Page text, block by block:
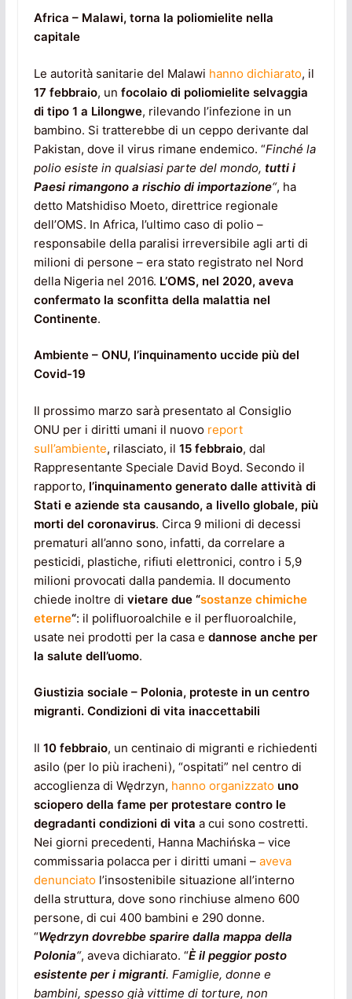
Africa – Malawi, torna la poliomielite nella
capitale
Le autorità sanitarie del Malawi hanno dichiarato, il
17 febbraio, un focolaio di poliomielite selvaggia
di tipo 1 a Lilongwe, rilevando l’infezione in un
bambino. Si tratterebbe di un ceppo derivante dal
Pakistan, dove il virus rimane endemico. “Finché la
polio esiste in qualsiasi parte del mondo, tutti i
Paesi rimangono a rischio di importazione“, ha
detto Matshidiso Moeto, direttrice regionale
dell’OMS. In Africa, l’ultimo caso di polio –
responsabile della paralisi irreversibile agli arti di
milioni di persone – era stato registrato nel Nord
della Nigeria nel 2016. L’OMS, nel 2020, aveva
confermato la sconfitta della malattia nel
Continente.
Ambiente – ONU, l’inquinamento uccide più del
Covid-19
Il prossimo marzo sarà presentato al Consiglio
ONU per i diritti umani il nuovo report
sull’ambiente, rilasciato, il 15 febbraio, dal
Rappresentante Speciale David Boyd. Secondo il
rapporto, l’inquinamento generato dalle attività di
Stati e aziende sta causando, a livello globale, più
morti del coronavirus. Circa 9 milioni di decessi
prematuri all’anno sono, infatti, da correlare a
pesticidi, plastiche, rifiuti elettronici, contro i 5,9
milioni provocati dalla pandemia. Il documento
chiede inoltre di vietare due “sostanze chimiche
eterne“: il polifluoroalchile e il perfluoroalchile,
usate nei prodotti per la casa e dannose anche per
la salute dell’uomo.
Giustizia sociale – Polonia, proteste in un centro
migranti. Condizioni di vita inaccettabili
Il 10 febbraio, un centinaio di migranti e richiedenti
asilo (per lo più iracheni), “ospitati” nel centro di
accoglienza di Wędrzyn, hanno organizzato uno
sciopero della fame per protestare contro le
degradanti condizioni di vita a cui sono costretti.
Nei giorni precedenti, Hanna Machińska – vice
commissaria polacca per i diritti umani – aveva
denunciatol’insostenibile situazione all’interno
della struttura, dove sono rinchiuse almeno 600
persone, di cui 400 bambini e 290 donne.
“Wędrzyn dovrebbe sparire dalla mappa della
Polonia“, aveva dichiarato. “È il peggior posto
esistente per i migranti. Famiglie, donne e
bambini, spesso già vittime di torture, non